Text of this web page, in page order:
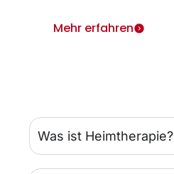
Was ist Heimtherapie?
Mehr erfahren